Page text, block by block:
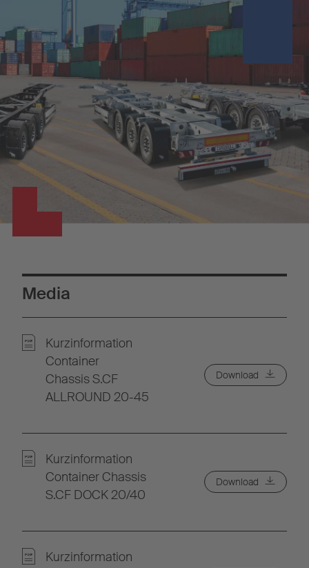
Media
Kurzinformation
Container
Chassis S.CF
ALLROUND 20-45
Download
Kurzinformation
Container Chassis
S.CF DOCK 20/40
Download
Kurzinformation